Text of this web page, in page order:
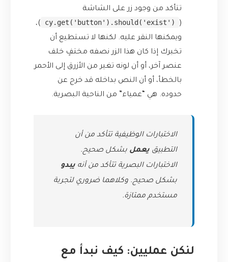
تتأكد من وجود زر على الشاشة
(
cy.get('button').should('exist')
)،
ويمكنها النقر عليه. لكنها لا تستطيع أن
تخبرك إذا كان هذا الزر نصفه مختفٍ خلف
عنصر آخر، أو أن لونه تغير من الأزرق إلى الأحمر
بالخطأ، أو أن النص بداخله قد خرج عن
حدوده. هي “عمياء” من الناحية البصرية.
الاختبارات الوظيفية تتأكد من أن
التطبيق يعمل بشكل صحيح.
الاختبارات البصرية تتأكد من أنه يبدو
بشكل صحيح. وكلاهما ضروري لتجربة
مستخدم ممتازة.
لنكن عمليين: كيف نبدأ مع